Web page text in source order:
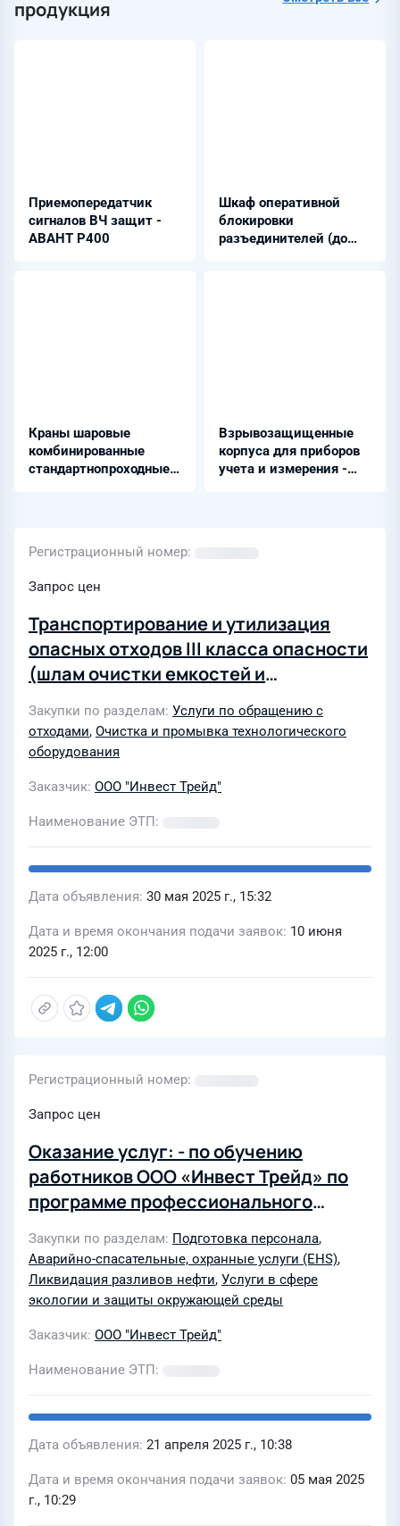
продукция
Приемопередатчик
сигналов ВЧ защит -
АВАНТ Р400
Шкаф оперативной
блокировки
разъединителей (до
Краны шаровые
комбинированные
стандартнопроходные
Взрывозащищенные
корпуса для приборов
учета и измерения -
Регистрационный номер
Запрос цен
Транспортирование и утилизация
опасных отходов III класса опасности
(шлам очистки емкостей и
Закупки по разделам Услуги по обращению с
отходами, Очистка и промывка технологического
оборудования
Заказчик ООО "Инвест Трейд"
Наименование ЭТП
Дата объявления 30 мая 2025 г., 15:32
Дата и время окончания подачи заявок 10 июня
2025 г., 12:00
Регистрационный номер
Запрос цен
Оказание услуг: - по обучению
работников ООО «Инвест Трейд» по
программе профессионального
- Нештатные аварийно-спасательные
формирования (НАСФ). Проведение
работ по ликвидации разливов нефти
и нефтепродуктов на территории РФ,
вод РФ и территориального моря РФ; -
по методическому сопровождению
аттестации НАСФ, контроль
получения и выдачи сертификатов
(удостоверений)
Закупки по разделам Подготовка персонала,
Аварийно-спасательные, охранные услуги (EHS),
Ликвидация разливов нефти, Услуги в сфере
экологии и защиты окружающей среды
Заказчик ООО "Инвест Трейд"
Наименование ЭТП
Дата объявления 21 апреля 2025 г., 10:38
Дата и время окончания подачи заявок 05 мая 2025
г., 10:29